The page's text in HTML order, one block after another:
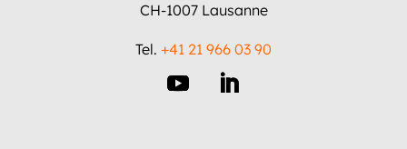
CH-1007 Lausanne
Tel. +41 21 966 03 90